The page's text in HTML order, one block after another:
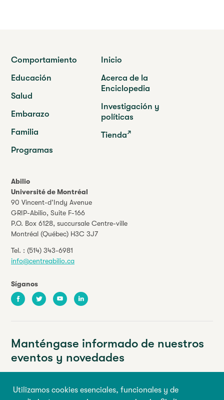
Utilizamos cookies esenciales, funcionales y de
Abilio
Université de Montréal
90 Vincent-d’Indy Avenue
GRIP-Abilio, Suite F-166
P.O. Box 6128, succursale Centre-ville
Montréal (Québec) H3C 3J7
Tel. : (514) 343-6981
info@centreabilio.ca
Síganos
FacebookTwitter YoutubeLinkedIn
Comportamiento
Educación
Salud
Embarazo
Familia
Programas
Inicio
Acerca de la
Enciclopedia
Investigación y
políticas
Tienda
Manténgase informado de nuestros
eventos y novedades